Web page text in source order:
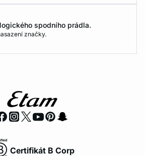
spodního prádla.
značky.
Certifikát B Corp